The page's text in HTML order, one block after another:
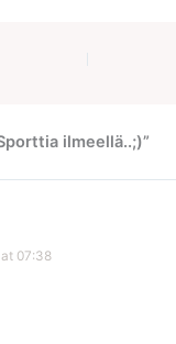
ilmeellä..;)”
at 07:38